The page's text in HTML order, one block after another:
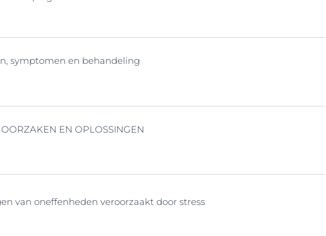
symptomen en behandeling
EN OPLOSSINGEN
van oneffenheden veroorzaakt door stress